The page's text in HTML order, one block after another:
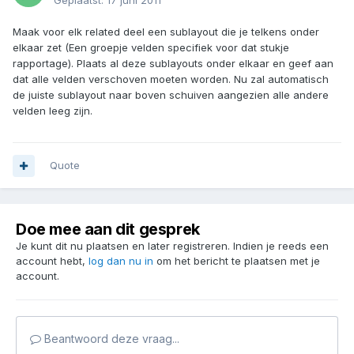
Maak voor elk related deel een sublayout die je telkens onder
elkaar zet (Een groepje velden specifiek voor dat stukje
rapportage). Plaats al deze sublayouts onder elkaar en geef aan
dat alle velden verschoven moeten worden. Nu zal automatisch
de juiste sublayout naar boven schuiven aangezien alle andere
velden leeg zijn.
Quote
Doe mee aan dit gesprek
Je kunt dit nu plaatsen en later registreren. Indien je reeds een
account hebt, log dan nu in om het bericht te plaatsen met je
account.
Beantwoord deze vraag...